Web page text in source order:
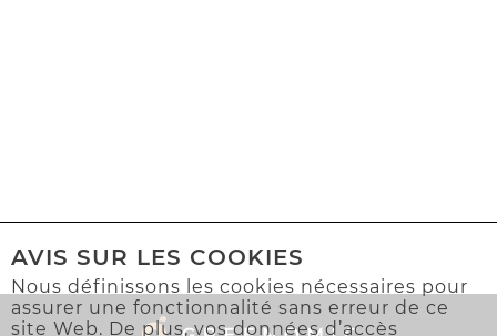
AVIS SUR LES COOKIES
Nous définissons les cookies nécessaires pour
assurer une fonctionnalité sans erreur de ce
site Web. De plus, vos données d’accès